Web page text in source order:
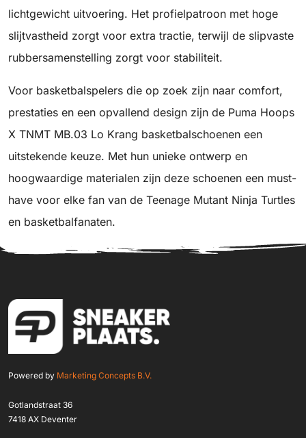
lichtgewicht uitvoering. Het profielpatroon met hoge
slijtvastheid zorgt voor extra tractie, terwijl de slipvaste
rubbersamenstelling zorgt voor stabiliteit.
Voor basketbalspelers die op zoek zijn naar comfort,
prestaties en een opvallend design zijn de Puma Hoops
X TNMT MB.03 Lo Krang basketbalschoenen een
uitstekende keuze. Met hun unieke ontwerp en
hoogwaardige materialen zijn deze schoenen een must-
have voor elke fan van de Teenage Mutant Ninja Turtles
en basketbalfanaten.
Powered by Marketing Concepts B.V.
Gotlandstraat 36
7418 AX Deventer